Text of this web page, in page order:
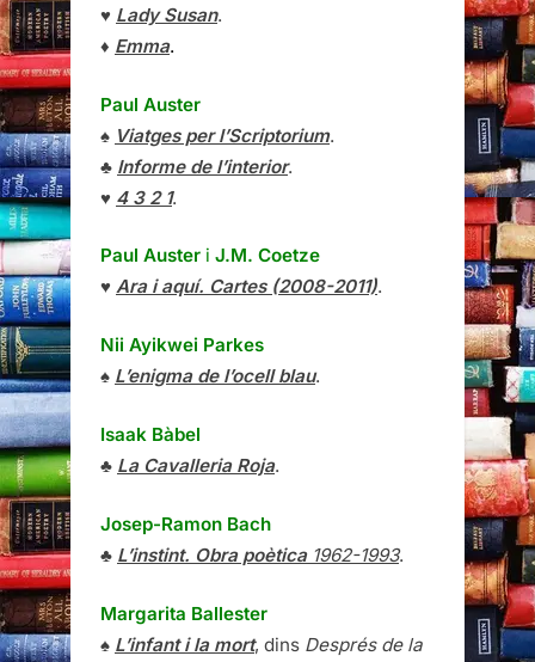
♥ Lady Susan.
♦ Emma.
Paul Auster
♠ Viatges per l’Scriptorium.
♣ Informe de l’interior.
♥ 4 3 2 1.
Paul Auster i J.M. Coetze
♥ Ara i aquí. Cartes (2008-2011).
Nii Ayikwei Parkes
♠ L’enigma de l’ocell blau.
Isaak Bàbel
♣ La Cavalleria Roja.
Josep-Ramon Bach
♣ L’instint. Obra poètica1962-1993.
Margarita Ballester
♠ L’infant i la mort, dins Després de la